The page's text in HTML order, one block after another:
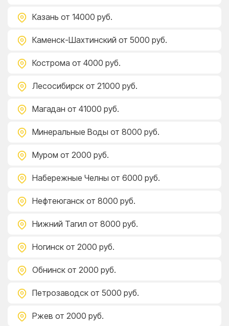
Казань от 14000 руб.
Каменск-Шахтинский от 5000 руб.
Кострома от 4000 руб.
Лесосибирск от 21000 руб.
Магадан от 41000 руб.
Минеральные Воды от 8000 руб.
Муром от 2000 руб.
Набережные Челны от 6000 руб.
Нефтеюганск от 8000 руб.
Нижний Тагил от 8000 руб.
Ногинск от 2000 руб.
Обнинск от 2000 руб.
Петрозаводск от 5000 руб.
Ржев от 2000 руб.